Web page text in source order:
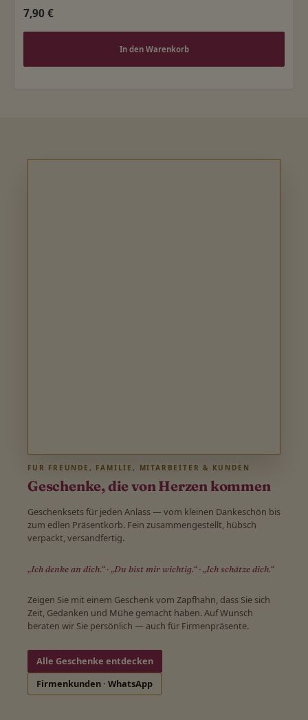
Regulärer Preis:
7,90 €
In den Warenkorb
FÜR FREUNDE, FAMILIE, MITARBEITER & KUNDEN
Geschenke, die von Herzen kommen
Geschenksets für jeden Anlass — vom kleinen Dankeschön bis
zum edlen Präsentkorb. Fein zusammengestellt, hübsch
verpackt, versandfertig.
„Ich denke an dich.“ · „Du bist mir wichtig.“ · „Ich schätze dich.“
Zeigen Sie mit einem Geschenk vom Zapfhahn, dass Sie sich
Zeit, Gedanken und Mühe gemacht haben. Auf Wunsch
beraten wir Sie persönlich — auch für Firmenpräsente.
Alle Geschenke entdecken
Firmenkunden · WhatsApp